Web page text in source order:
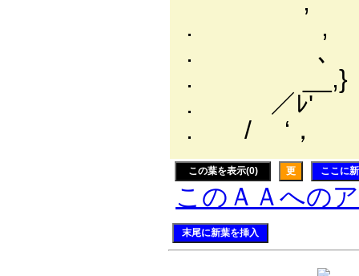
. , |: : :
. 、 ﾄ､ :
. __,} !.
. ／ﾚ' ,'.
. / ‘，
この葉を表示(0) 更 ここに
このＡＡへの
末尾に新葉を挿入